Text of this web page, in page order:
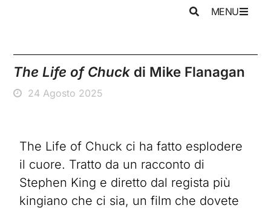
MENU
The Life of Chuck di Mike Flanagan
24 Agosto 2025
The Life of Chuck ci ha fatto esplodere
il cuore. Tratto da un racconto di
Stephen King e diretto dal regista più
kingiano che ci sia, un film che dovete